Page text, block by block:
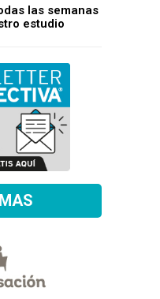
las semanas
estudio